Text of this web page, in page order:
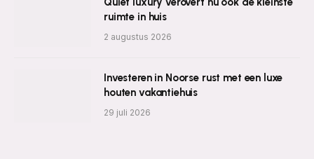
ruimte in huis
2 augustus 2026
Investeren in Noorse rust met een luxe
houten vakantiehuis
29 juli 2026